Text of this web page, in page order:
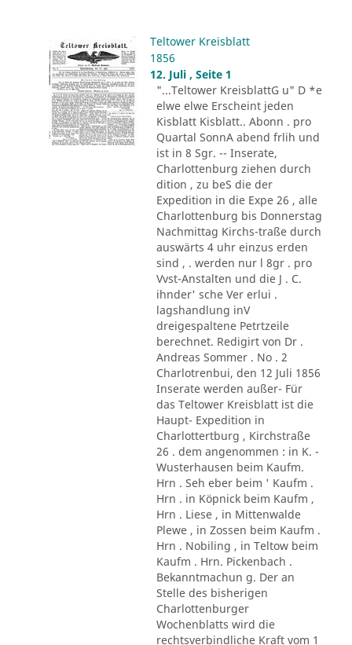
Teltower Kreisblatt
1856
12. Juli , Seite 1
"...Teltower KreisblattG u" D *e
elwe elwe Erscheint jeden
Kisblatt Kisblatt.. Abonn . pro
Quartal SonnA abend frlih und
ist in 8 Sgr. -- Inserate,
Charlottenburg ziehen durch
dition , zu beS die der
Expedition in die Expe 26 , alle
Charlottenburg bis Donnerstag
Nachmittag Kirchs-traße durch
auswärts 4 uhr einzus erden
sind , . werden nur l 8gr . pro
Vvst-Anstalten und die J . C.
ihnder' sche Ver erlui .
lagshandlung inV
dreigespaltene Petrtzeile
berechnet. Redigirt von Dr .
Andreas Sommer . No . 2
Charlotrenbui, den 12 Juli 1856
Inserate werden außer- Für
das Teltower Kreisblatt ist die
Haupt- Expedition in
Charlottertburg , Kirchstraße
26 . dem angenommen : in K. -
Wusterhausen beim Kaufm.
Hrn . Seh eber beim ' Kaufm .
Hrn . in Köpnick beim Kaufm ,
Hrn . Liese , in Mittenwalde
Plewe , in Zossen beim Kaufm .
Hrn . Nobiling , in Teltow beim
Kaufm . Hrn. Pickenbach .
Bekanntmachun g. Der an
Stelle des bisherigen
Charlottenburger
Wochenblatts wird die
rechtsverbindliche Kraft vom 1